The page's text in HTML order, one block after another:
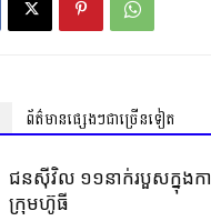
ព័ត៌មានផ្សេងៗជាច្រើនទៀត
ជនស៊ីវិល ១១នាក់របួសក្នុងកា
ក្រុមហ៊ូធី